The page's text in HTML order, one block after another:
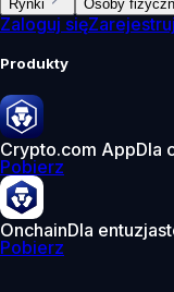
Rynki Osoby
Zaloguj się
Produkty
Crypto.com AppDla
Pobierz
OnchainDla
Pobierz